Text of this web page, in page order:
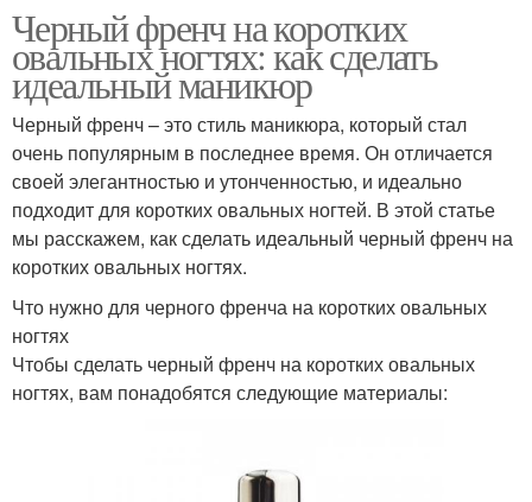
Черный френч на коротких
овальных ногтях: как сделать
идеальный маникюр
Черный френч – это стиль маникюра, который стал
очень популярным в последнее время. Он отличается
своей элегантностью и утонченностью, и идеально
подходит для коротких овальных ногтей. В этой статье
мы расскажем, как сделать идеальный черный френч на
коротких овальных ногтях.
Что нужно для черного френча на коротких овальных
ногтях
Чтобы сделать черный френч на коротких овальных
ногтях, вам понадобятся следующие материалы: